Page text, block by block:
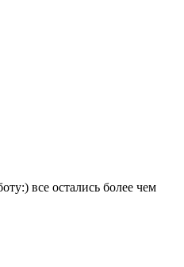
все остались более чем